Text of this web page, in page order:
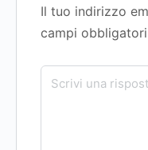
Il tuo indirizzo
campi